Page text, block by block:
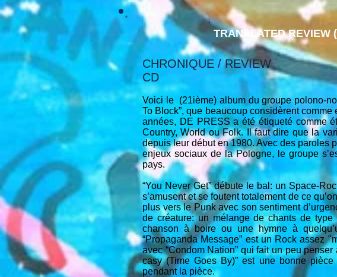
TRANSLATED REVIEW
CHRONIQUE / REVIEW
CD
Voici le (21ième) album du groupe polono-
To Block”, que beaucoup considèrent
années, DE PRESS a été étiqueté comme
Country, World ou Folk. Il faut dire que la
depuis leur début en 1980. Avec des paroles
enjeux sociaux de la Pologne, le groupe
pays.
“You Never Get” débute le bal: un Space-
s’amusent et se foutent totalement de ce
plus vers le Punk avec son sentiment
de créature: un mélange de chants de
chanson à boire ou une hymne à
“Propaganda Message” est un Rock assez
avec “Condom Nation” qui fait un peu
casy (Time Goes By)” est une bonne
pendant la pièce.